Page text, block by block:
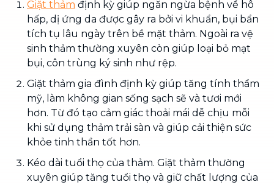
Giặt thảm định kỳ giúp ngăn ngừa bệnh về hô
hấp, dị ứng da được gây ra bởi vi khuẩn, bụi bẩn
tích tụ lâu ngày trên bề mặt thảm. Ngoài ra vệ
sinh thảm thường xuyên còn giúp loại bỏ mạt
bụi, côn trùng ký sinh như rệp.
Giặt thảm gia đình định kỳ giúp tăng tính thẩm
mỹ, làm không gian sống sạch sẽ và tươi mới
hơn. Từ đó tạo cảm giác thoải mái dễ chịu mỗi
khi sử dụng thảm trải sàn và giúp cải thiện sức
khỏe tinh thần tốt hơn.
Kéo dài tuổi thọ của thảm. Giặt thảm thường
xuyên giúp tăng tuổi thọ và giữ chất lượng của